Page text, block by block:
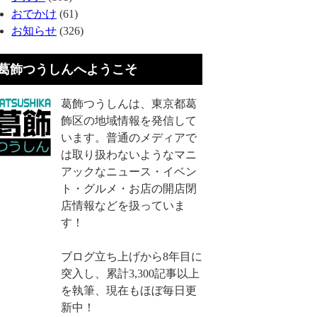
おでかけ (61)
お知らせ (326)
飾つうしんへようこそ
葛飾つうしんは、東京都葛
飾区の地域情報を発信して
います。普通のメディアで
は取り扱わないようなマニ
アックなニュース・イベン
ト・グルメ・お店の開店閉
店情報などを扱っていま
す！
ブログ立ち上げから8年目に
突入し、累計3,300記事以上
を執筆、現在もほぼ毎日更
新中！